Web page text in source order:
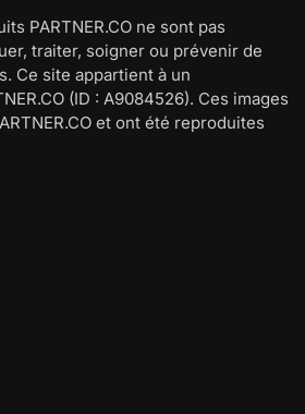
PARTNER.CO ne sont pas
traiter, soigner ou prévenir de
Ce site appartient à un
(ID : A9084526). Ces images
et ont été reproduites